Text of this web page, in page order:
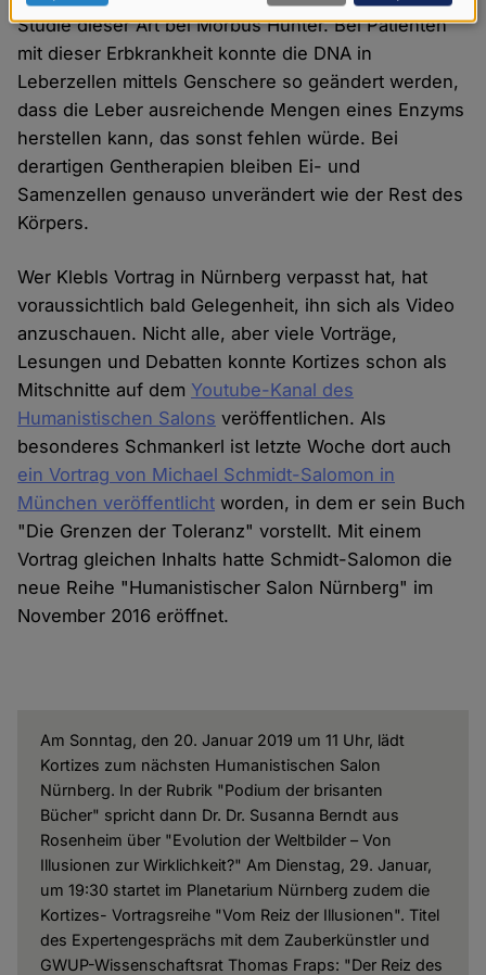
Studie dieser Art bei Morbus Hunter. Bei Patienten
mit dieser Erbkrankheit konnte die DNA in
Leberzellen mittels Genschere so geändert werden,
dass die Leber ausreichende Mengen eines Enzyms
herstellen kann, das sonst fehlen würde. Bei
derartigen Gentherapien bleiben Ei- und
Samenzellen genauso unverändert wie der Rest des
Körpers.
Wer Klebls Vortrag in Nürnberg verpasst hat, hat
voraussichtlich bald Gelegenheit, ihn sich als Video
anzuschauen. Nicht alle, aber viele Vorträge,
Lesungen und Debatten konnte Kortizes schon als
Mitschnitte auf dem Youtube-Kanal des
Humanistischen Salons veröffentlichen. Als
besonderes Schmankerl ist letzte Woche dort auch
ein Vortrag von Michael Schmidt-Salomon in
München veröffentlicht worden, in dem er sein Buch
"Die Grenzen der Toleranz" vorstellt. Mit einem
Vortrag gleichen Inhalts hatte Schmidt-Salomon die
neue Reihe "Humanistischer Salon Nürnberg" im
November 2016 eröffnet.
Am Sonntag, den 20. Januar 2019 um 11 Uhr, lädt
Kortizes zum nächsten Humanistischen Salon
Nürnberg. In der Rubrik "Podium der brisanten
Bücher" spricht dann Dr. Dr. Susanna Berndt aus
Rosenheim über "Evolution der Weltbilder – Von
Illusionen zur Wirklichkeit?" Am Dienstag, 29. Januar,
um 19:30 startet im Planetarium Nürnberg zudem die
Kortizes- Vortragsreihe "Vom Reiz der Illusionen". Titel
des Expertengesprächs mit dem Zauberkünstler und
GWUP-Wissenschaftsrat Thomas Fraps: "Der Reiz des
Daten
und
Cookies